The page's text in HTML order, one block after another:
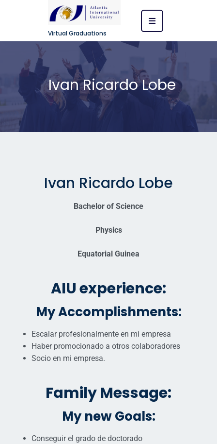
Virtual Graduations
Ivan Ricardo Lobe
Ivan Ricardo Lobe
Bachelor of Science
Physics
Equatorial Guinea
AIU experience:
My Accomplishments:
Escalar profesionalmente en mi empresa
Haber promocionado a otros colaboradores
Socio en mi empresa.
Family Message:
My new Goals:
Conseguir el grado de doctorado